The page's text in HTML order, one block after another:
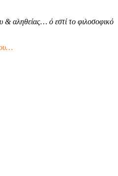
αληθείας… ό εστί το φιλοσοφικό